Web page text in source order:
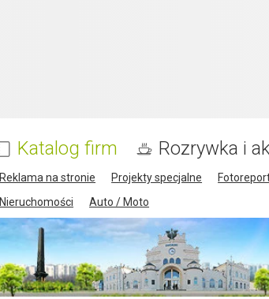
Katalog firm Rozrywka i
Reklama na stronie Projekty specjalne
Nieruchomości
Auto / Moto